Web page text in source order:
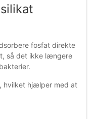
fosfat direkte
så det ikke længere
hvilket hjælper med at